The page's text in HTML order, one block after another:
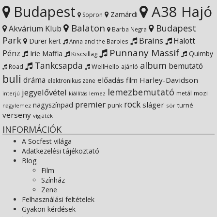
YouTube
on
Google+
Budapest Sopron Zamárdi A38 Hajó
Akvárium Klub Balaton Barba Negra
Budapest
Park
Dürer kert Anna and the Barbies Brains
Halott
Pénz
Irie Maffia Kiscsillag Punnany Massif Quimby
Road Tankcsapda WellHello ajánló album bemutató
buli dráma elektronikus zene előadás film Harley-Davidson
interjú jegyelővétel kiállítás lemez lemezbemutató metál mozi
nagylemez nagyszínpad premier punk rock sláger sör turné
verseny vígjáték
INFORMÁCIÓK
A Socfest világa
Adatkezelési tájékoztató
Blog
Film
Színház
Zene
Felhasználási feltételek
Gyakori kérdések